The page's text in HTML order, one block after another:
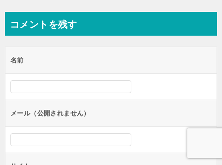
ビ
ー
シ
ン
コメントを残す
名前
メール（公開されません）